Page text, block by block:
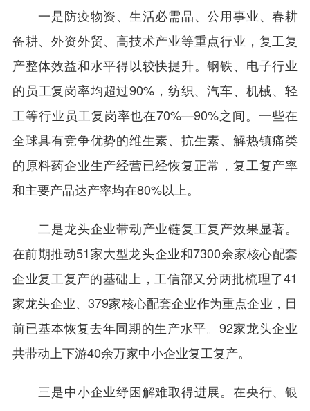
一是防疫物资、生活必需品、公用事业、春耕
备耕、外资外贸、高技术产业等重点行业，复工复
产整体效益和水平得以较快提升。钢铁、电子行业
的员工复岗率均超过90%，纺织、汽车、机械、轻
工等行业员工复岗率也在70%—90%之间。一些在
全球具有竞争优势的维生素、抗生素、解热镇痛类
的原料药企业生产经营已经恢复正常，复工复产率
和主要产品达产率均在80%以上。
二是龙头企业带动产业链复工复产效果显著。
在前期推动51家大型龙头企业和7300余家核心配套
企业复工复产的基础上，工信部又分两批梳理了41
家龙头企业、379家核心配套企业作为重点企业，目
前已基本恢复去年同期的生产水平。92家龙头企业
共带动上下游40余万家中小企业复工复产。
三是中小企业纾困解难取得进展。在央行、银